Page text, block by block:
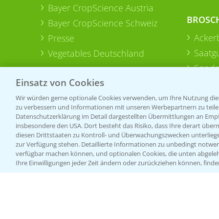
Bayer CropScience Austria
Bayer CropScience Schweiz
Presse
Vegetables Deutschland
Einsatz von Cookies
Wir würden gerne optionale Cookies verwenden, um Ihre Nutzung
zu verbessern und Informationen mit unseren Werbepartnern zu
Datenschutzerklärung im Detail dargestellten Übermittlungen an
insbesondere den USA. Dort besteht das Risiko, dass Ihre derart
diesen Drittstaaten zu Kontroll- und Überwachungszwecken
zur Verfügung stehen. Detaillierte Informationen zu unbedingt
verfügbar machen können, und optionalen Cookies, die unten
Ihre Einwilligungen jeder Zeit ändern oder zurückziehen können,